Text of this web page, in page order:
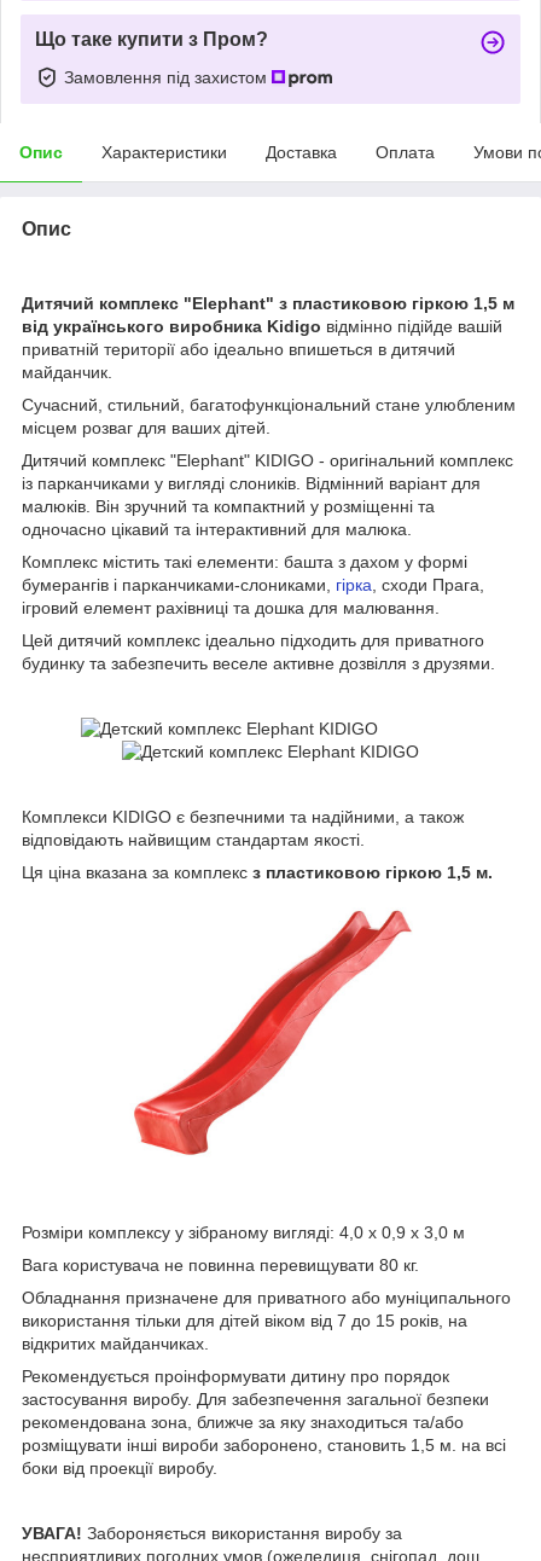
Що таке купити з Пром?
Замовлення під захистом
Опис Характеристики Доставка Оплата Умови
Опис
Дитячий комплекс "Elephant" з пластиковою гіркою 1,5 м
від українського виробника Kidigo відмінно підійде вашій
приватній території або ідеально впишеться в дитячий
майданчик.
Сучасний, стильний, багатофункціональний стане улюбленим
місцем розваг для ваших дітей.
Дитячий комплекс "Elephant" KIDIGO - оригінальний комплекс
із парканчиками у вигляді слоників. Відмінний варіант для
малюків. Він зручний та компактний у розміщенні та
одночасно цікавий та інтерактивний для малюка.
Комплекс містить такі елементи: башта з дахом у формі
бумерангів і парканчиками-слониками, гірка , сходи Прага,
ігровий елемент рахівниці та дошка для малювання.
Цей дитячий комплекс ідеально підходить для приватного
будинку та забезпечить веселе активне дозвілля з друзями.
Комплекси KIDIGO є безпечними та надійними, а також
відповідають найвищим стандартам якості.
Ця ціна вказана за комплекс з пластиковою гіркою 1,5 м.
Розміри комплексу у зібраному вигляді: 4,0 х 0,9 х 3,0 м
Вага користувача не повинна перевищувати 80 кг.
Обладнання призначене для приватного або муніципального
використання тільки для дітей віком від 7 до 15 років, на
відкритих майданчиках.
Рекомендується проінформувати дитину про порядок
застосування виробу. Для забезпечення загальної безпеки
рекомендована зона, ближче за яку знаходиться та/або
розміщувати інші вироби заборонено, становить 1,5 м. на всі
боки від проекції виробу.
УВАГА! Забороняється використання виробу за
несприятливих погодних умов (ожеледиця, снігопад, дощ,